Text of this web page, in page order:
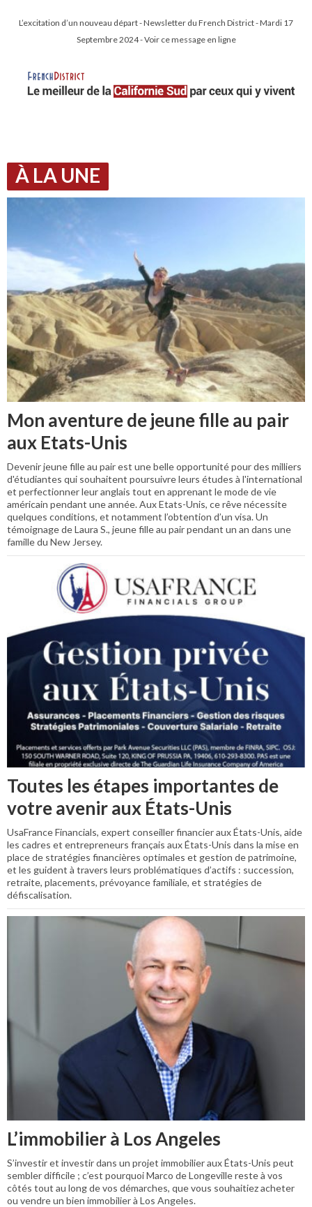
L’excitation d’un nouveau départ - Newsletter du French District - Mardi 17
Septembre 2024 - Voir ce message en ligne
À LA UNE
Mon aventure de jeune fille au pair
aux Etats-Unis
Devenir jeune fille au pair est une belle opportunité pour des milliers
d'étudiantes qui souhaitent poursuivre leurs études à l'international
et perfectionner leur anglais tout en apprenant le mode de vie
américain pendant une année. Aux Etats-Unis, ce rêve nécessite
quelques conditions, et notamment l’obtention d’un visa. Un
témoignage de Laura S., jeune fille au pair pendant un an dans une
famille du New Jersey.
Toutes les étapes importantes de
votre avenir aux États-Unis
UsaFrance Financials, expert conseiller financier aux États-Unis, aide
les cadres et entrepreneurs français aux États-Unis dans la mise en
place de stratégies financières optimales et gestion de patrimoine,
et les guident à travers leurs problématiques d’actifs : succession,
retraite, placements, prévoyance familiale, et stratégies de
défiscalisation.
L’immobilier à Los Angeles
S’investir et investir dans un projet immobilier aux États-Unis peut
sembler difficile ; c’est pourquoi Marco de Longeville reste à vos
côtés tout au long de vos démarches, que vous souhaitiez acheter
ou vendre un bien immobilier à Los Angeles.